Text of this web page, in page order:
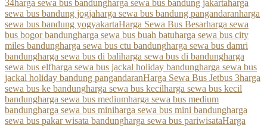
34harga sewa bus bandungharga sewa bus bandung jakartaharga
sewa bus bandung jogjaharga sewa bus bandung pangandaranharga
sewa bus bandung yogyakartaHarga Sewa Bus Besarharga sewa
bus bogor bandungharga sewa bus buah batuharga sewa bus city
miles bandungharga sewa bus ctu bandungharga sewa bus damri
bandungharga sewa bus di baliharga sewa bus di bandungharga
sewa bus elfharga sewa bus jackal holiday bandungharga sewa bus
jackal holiday bandung pangandaranHarga Sewa Bus Jetbus 3harga
sewa bus ke bandungharga sewa bus kecilharga sewa bus kecil
bandungharga sewa bus mediumharga sewa bus medium
bandungharga sewa bus miniharga sewa bus mini bandungharga
sewa bus pakar wisata bandungharga sewa bus pariwisataHarga